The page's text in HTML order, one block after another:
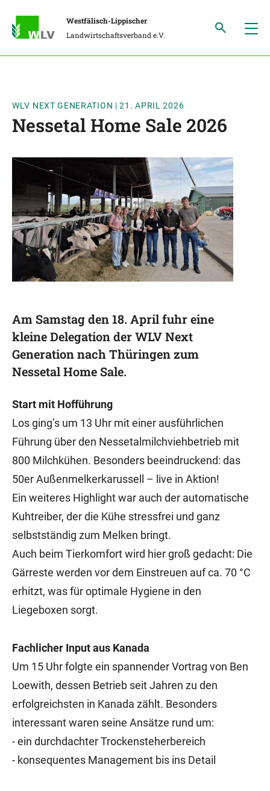
Westfälisch-Lippischer
Landwirtschaftsverband e.V.
WLV NEXT GENERATION |21. APRIL 2026
Nessetal Home Sale 2026
Am Samstag den 18. April fuhr eine
kleine Delegation der WLV Next
Generation nach Thüringen zum
Nessetal Home Sale.
Start mit Hofführung
Los ging’s um 13 Uhr mit einer ausführlichen
Führung über den Nessetalmilchviehbetrieb mit
800 Milchkühen. Besonders beeindruckend: das
50er Außenmelkerkarussell – live in Aktion!
Ein weiteres Highlight war auch der automatische
Kuhtreiber, der die Kühe stressfrei und ganz
selbstständig zum Melken bringt.
Auch beim Tierkomfort wird hier groß gedacht: Die
Gärreste werden vor dem Einstreuen auf ca. 70 °C
erhitzt, was für optimale Hygiene in den
Liegeboxen sorgt.
Fachlicher Input aus Kanada
Um 15 Uhr folgte ein spannender Vortrag von Ben
Loewith, dessen Betrieb seit Jahren zu den
erfolgreichsten in Kanada zählt. Besonders
interessant waren seine Ansätze rund um:
- ein durchdachter Trockensteherbereich
- konsequentes Management bis ins Detail